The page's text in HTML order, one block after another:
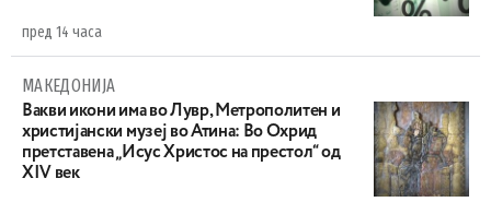
пред 14 часа
МАКЕДОНИЈА
Вакви икони има во Лувр, Метрополитен и
христијански музеј во Атина: Во Охрид
претставена „Исус Христос на престол“ од
XIV век